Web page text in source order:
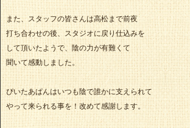
また、スタッフの皆さんは高松まで前夜
打ち合わせの後、スタジオに戻り仕込みを
して頂いたようで、陰の力が有難くて
聞いて感動しました。
ぴいたあぱんはいつも陰で誰かに支えられて
やって来られる事を！改めて感謝します。